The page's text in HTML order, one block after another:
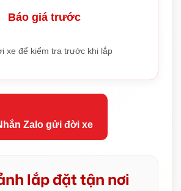
Báo giá trước
xe để kiểm tra trước khi lắp
Zalo gửi đời xe
lắp đặt tận nơi